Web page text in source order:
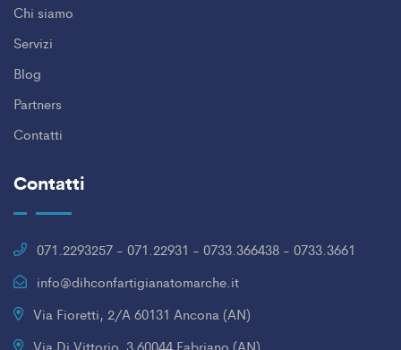
Chi siamo
Servizi
Blog
Partners
Contatti
Contatti
071.2293257 - 071.22931 - 0733.366438 - 0733.3661
info@dihconfartigianatomarche.it
Via Fioretti, 2/A 60131 Ancona (AN)
Via Di Vittorio, 3 60044 Fabriano (AN)